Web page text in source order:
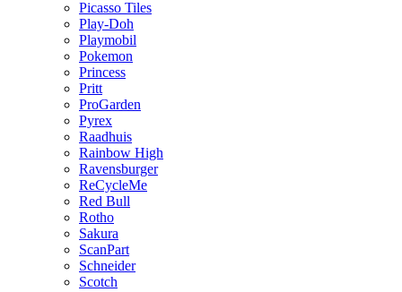
Picasso Tiles
Play-Doh
Playmobil
Pokemon
Princess
Pritt
ProGarden
Pyrex
Raadhuis
Rainbow High
Ravensburger
ReCycleMe
Red Bull
Rotho
Sakura
ScanPart
Schneider
Scotch